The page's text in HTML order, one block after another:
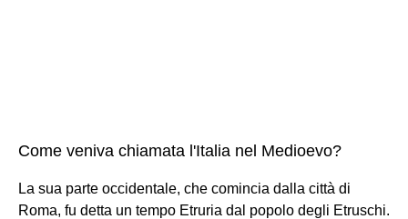
Come veniva chiamata l'Italia nel Medioevo?
La sua parte occidentale, che comincia dalla città di
Roma, fu detta un tempo Etruria dal popolo degli Etruschi.